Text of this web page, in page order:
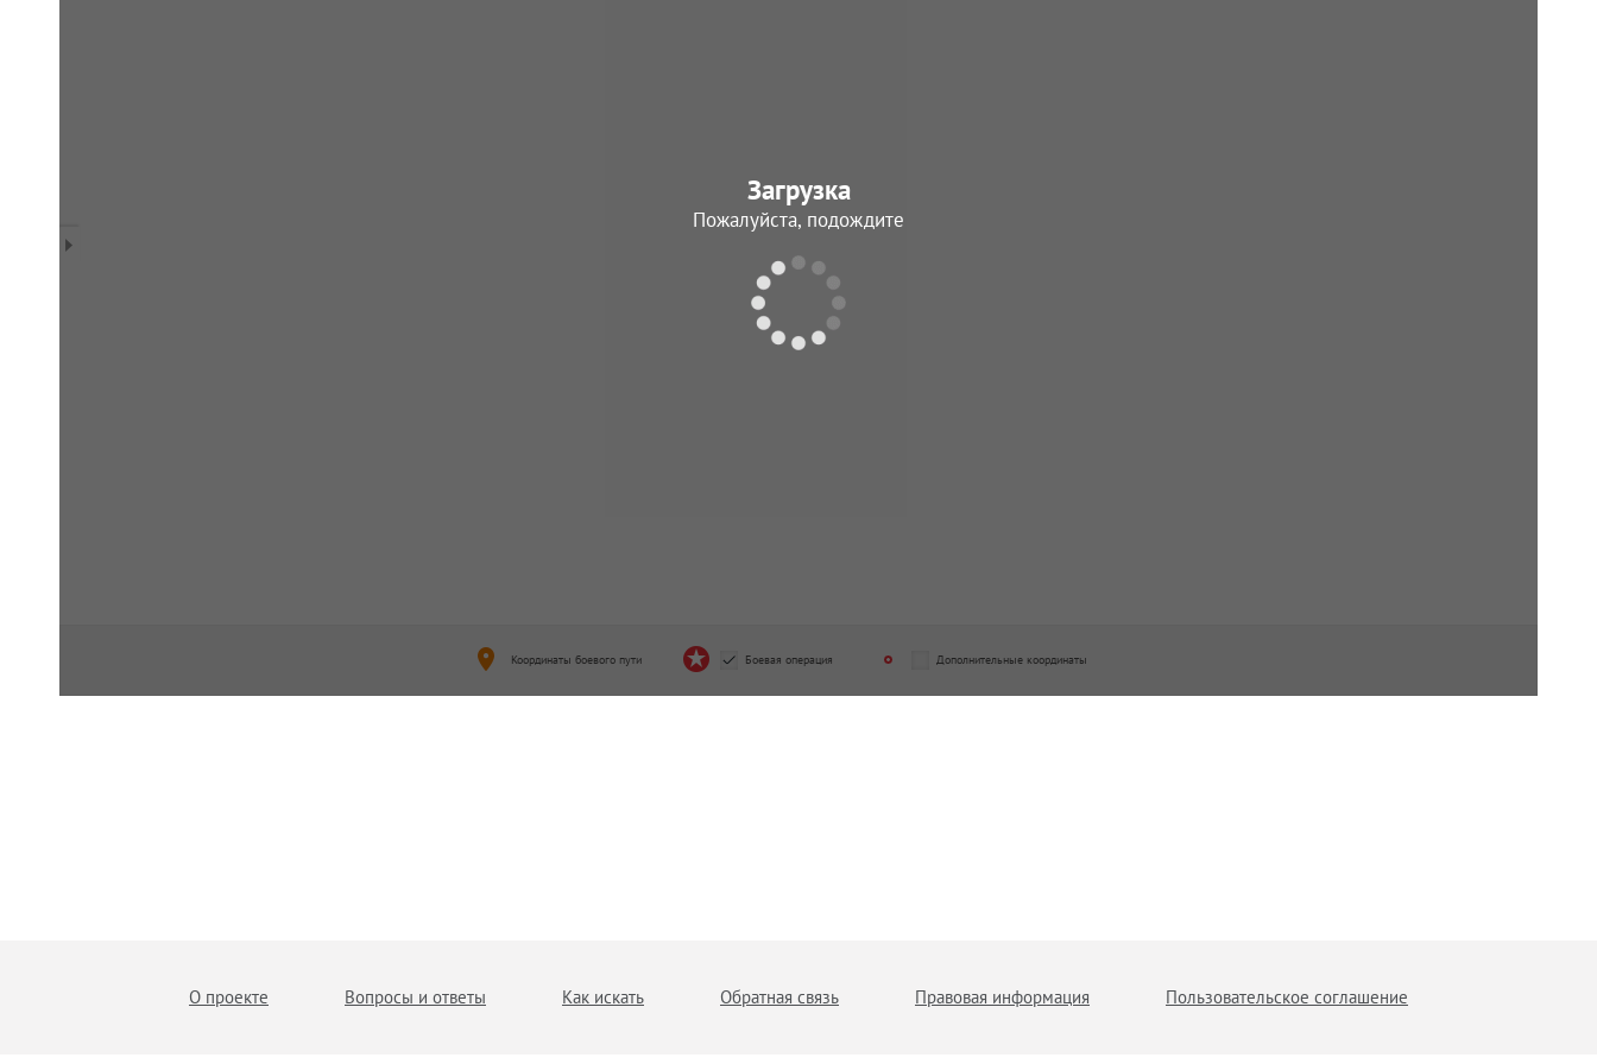
Координаты боевого пути Боевая операция Дополнительные координаты
Загрузка
Пожалуйста, подождите
О проекте Вопросы и ответы Как искать Обратная связь Правовая информация Пользовательское соглашение